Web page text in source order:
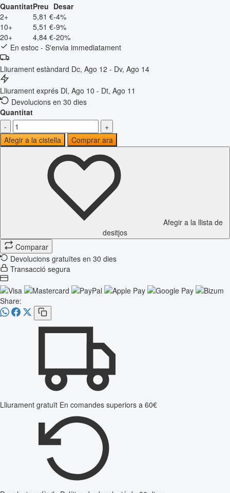
QuantitatPreu Desar
2+
5,81 €-4%
10+
5,51 €-9%
20+
4,84 €-20%
En estoc - S'envia immediatament
Lliurament estàndard Dc, Ago 12 - Dv, Ago 14
Lliurament exprés Dl, Ago 10 - Dt, Ago 11
Devolucions en 30 dies
Quantitat
-
+
Afegir a la cistella
Comprar ara
Afegir a la llista de
desitjos
Comparar
Devolucions gratuïtes en 30 dies
Transacció segura
Share:
Lliurament gratuït En comandes superiors a 60€